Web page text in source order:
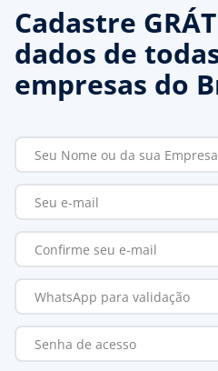
Cadastre
dados de
empresas do